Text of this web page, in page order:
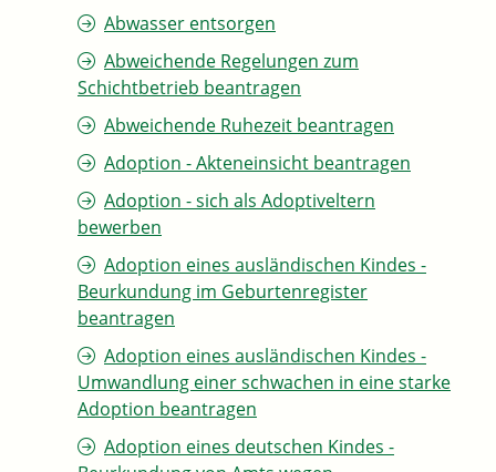
Abwasser entsorgen
Abweichende Regelungen zum
Schichtbetrieb beantragen
Abweichende Ruhezeit beantragen
Adoption - Akteneinsicht beantragen
Adoption - sich als Adoptiveltern
bewerben
Adoption eines ausländischen Kindes -
Beurkundung im Geburtenregister
beantragen
Adoption eines ausländischen Kindes -
Umwandlung einer schwachen in eine starke
Adoption beantragen
Adoption eines deutschen Kindes -